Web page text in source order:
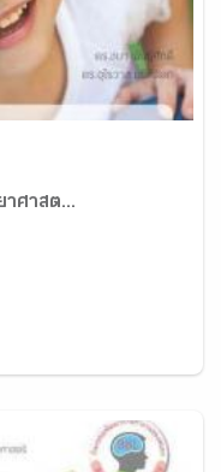
าศาสต...